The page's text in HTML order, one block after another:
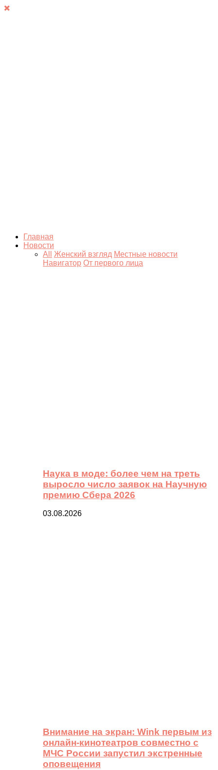
Главная
Новости
All
Женский взгляд Местные новости
Навигатор От первого лица
Наука в моде: более чем на треть
выросло число заявок на Научную
премию Сбера 2026
03.08.2026
Внимание на экран: Wink первым из
онлайн-кинотеатров совместно с
МЧС России запустил экстренные
оповещения